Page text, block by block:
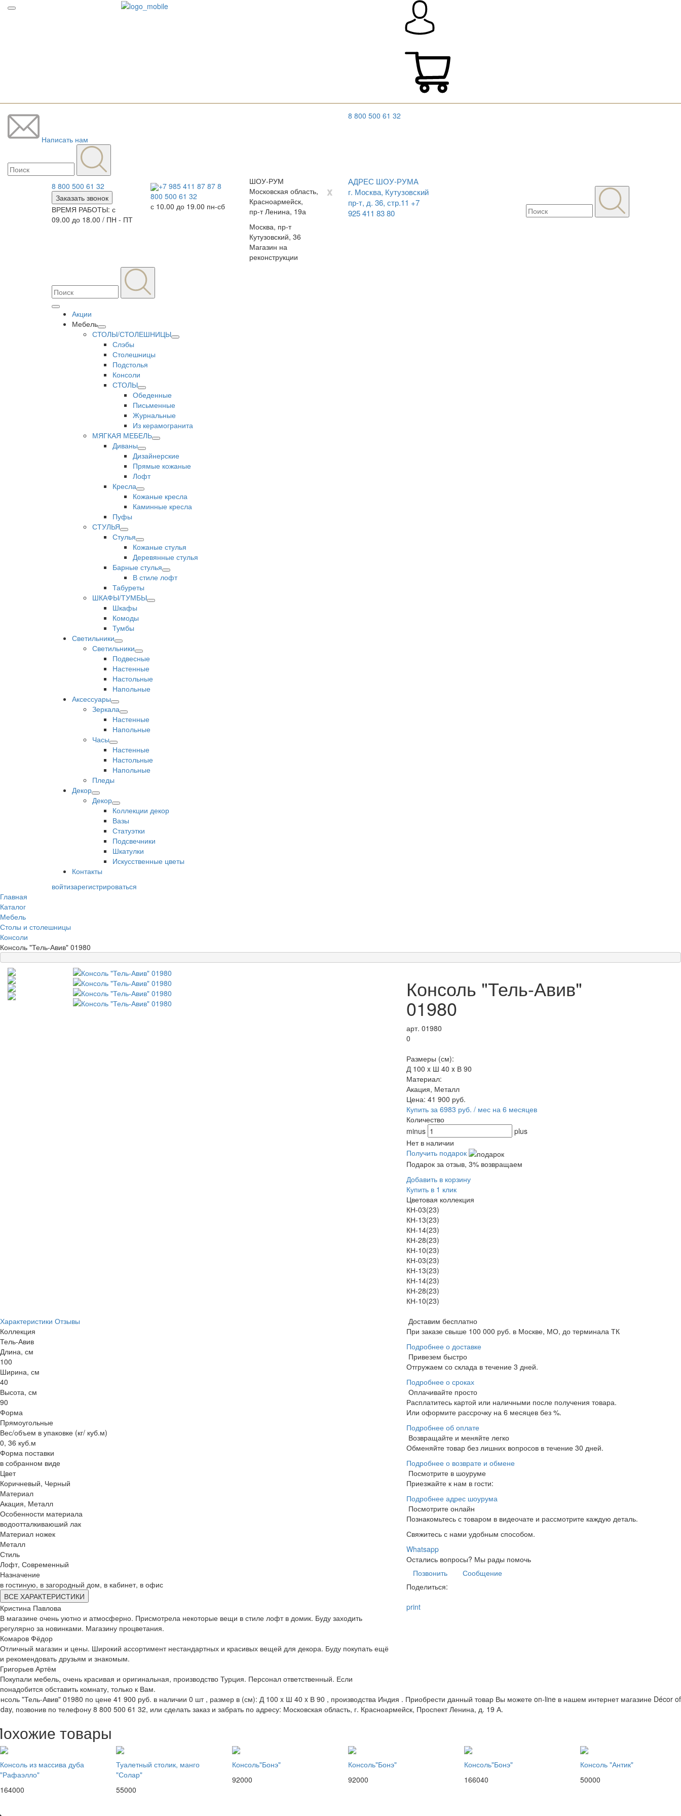
Написать нам
8 800 500 61 32
8 800 500 61 32
Заказать звонок
ВРЕМЯ РАБОТЫ: с
09.00 до 18.00 / ПН - ПТ
+7 985 411 87 87 8
800 500 61 32
с 10.00 до 19.00 пн-сб
ШОУ-РУМ
x
Московская область,
Красноармейск,
пр-т Ленина, 19а
Москва, пр-т
Кутузовский, 36
Магазин на
реконструкции
АДРЕС ШОУ-РУМА
г. Москва, Кутузовский
пр-т, д. 36, стр.11 +7
925 411 83 80
Акции
Мебель
СТОЛЫ/СТОЛЕШНИЦЫ
Слэбы
Столешницы
Подстолья
Консоли
СТОЛЫ
Обеденные
Письменные
Журнальные
Из керамогранита
МЯГКАЯ МЕБЕЛЬ
Диваны
Дизайнерские
Прямые кожаные
Лофт
Кресла
Кожаные кресла
Каминные кресла
Пуфы
СТУЛЬЯ
Стулья
Кожаные стулья
Деревянные стулья
Барные стулья
В стиле лофт
Табуреты
ШКАФЫ/ТУМБЫ
Шкафы
Комоды
Тумбы
Светильники
Светильники
Подвесные
Настенные
Настольные
Напольные
Аксессуары
Зеркала
Настенные
Напольные
Часы
Настенные
Настольные
Напольные
Пледы
Декор
Декор
Коллекции декор
Вазы
Статуэтки
Подсвечники
Шкатулки
Искусственные цветы
Контакты
войтизарегистрироваться
Главная
Каталог
Мебель
Столы и столешницы
Консоли
Консоль "Тель-Авив" 01980
Консоль "Тель-Авив"
01980
арт. 01980
0
Размеры (см):
Д 100 x Ш 40 x В 90
Материал:
Акация, Металл
Цена: 41 900 руб.
Купить за 6983 руб. / мес на 6 месяцев
Количество
minus
plus
Нет в наличии
Получить подарок
Подарок за отзыв, 3% возвращаем
Добавить в корзину
Купить в 1 клик
Цветовая коллекция
КН-03(23)
КН-13(23)
КН-14(23)
КН-28(23)
КН-10(23)
КН-03(23)
КН-13(23)
КН-14(23)
КН-28(23)
КН-10(23)
Характеристики Отзывы
Коллекция
Тель-Авив
Длина, см
100
Ширина, см
40
Высота, см
90
Форма
Прямоугольные
Вес/объем в упаковке (кг/ куб.м)
0, 36 куб.м
Форма поставки
в собранном виде
Цвет
Коричневый, Черный
Материал
Акация, Металл
Особенности материала
водоотталкиваюший лак
Материал ножек
Металл
Стиль
Лофт, Современный
Назначение
в гостиную, в загородный дом, в кабинет, в офис
ВСЕ ХАРАКТЕРИСТИКИ
Кристина Павлова
В магазине очень уютно и атмосферно. Присмотрела некоторые вещи в стиле лофт в домик. Буду заходить
регулярно за новинками. Магазину процветания.
Комаров Фёдор
Отличный магазин и цены. Широкий ассортимент нестандартных и красивых вещей для декора. Буду покупать ещё
и рекомендовать друзьям и знакомым.
Григорьев Артём
Покупали мебель, очень красивая и оригинальная, производство Турция. Персонал ответственный. Если
понадобится обставить комнату, только к Вам.
Доставим бесплатно
При заказе свыше 100 000 руб. в Москве, МО, до терминала ТК
Подробнее о доставке
Привезем быстро
Отгружаем со склада в течение 3 дней.
Подробнее о сроках
Оплачивайте просто
Расплатитесь картой или наличными после получения товара.
Или оформите рассрочку на 6 месяцев без %.
Подробнее об оплате
Возвращайте и меняйте легко
Обменяйте товар без лишних вопросов в течение 30 дней.
Подробнее о возврате и обмене
Посмотрите в шоуруме
Приезжайте к нам в гости:
Подробнее адрес шоурума
Посмотрите онлайн
Познакомьтесь с товаром в видеочате и рассмотрите каждую деталь.
Свяжитесь с нами удобным способом.
Whatsapp
Остались вопросы? Мы рады помочь
Позвонить
Сообщение
Поделиться:
print
"Тель-Авив" 01980 по цене 41 900 руб. в наличии 0 шт , размер в (см): Д 100 x Ш 40 x В 90 , производства Индия . Приобрести данный товар Вы можете on-line в нашем интернет магазине Décor of
позвонив по телефону 8 800 500 61 32, или сделать заказ и забрать по адресу: Московская область, г. Красноармейск, Проспект Ленина, д. 19 А.
товары
Консоль из массива дуба
"Рафаэлло"
164000
Туалетный столик, манго
"Солар"
55000
Консоль"Бонэ"
92000
Консоль"Бонэ"
92000
Консоль"Бонэ"
166040
Консоль "Антик"
50000